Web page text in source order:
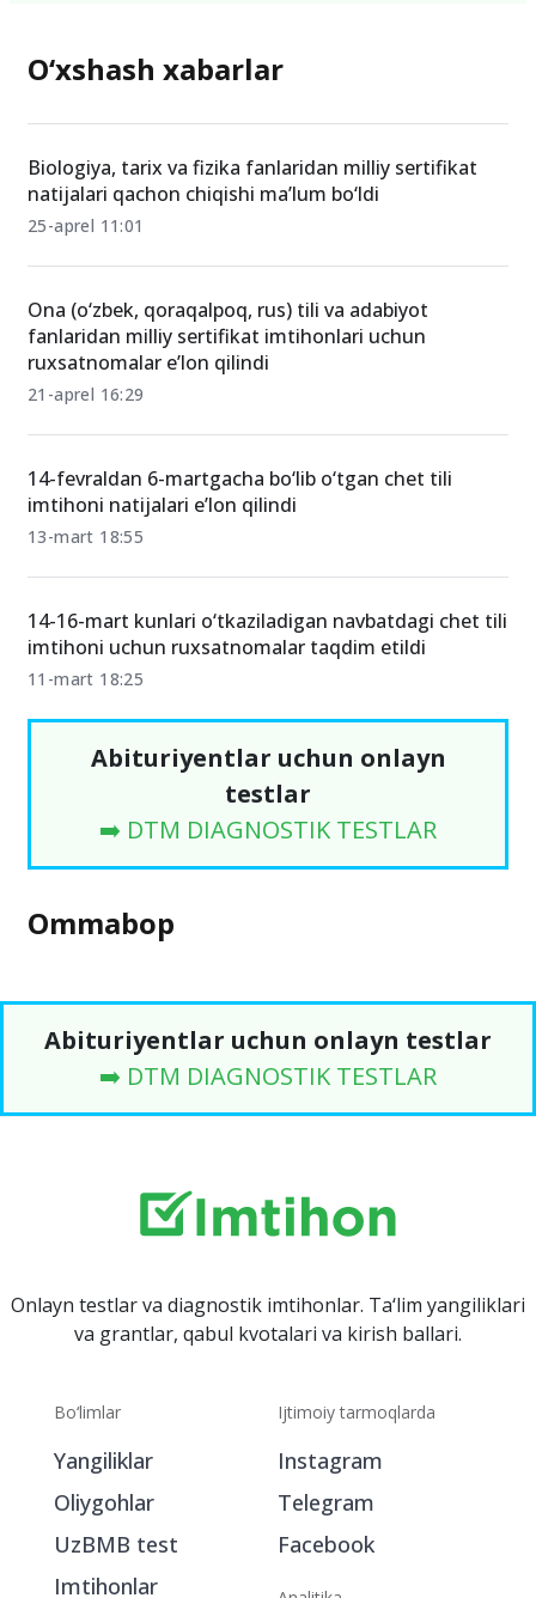
O‘xshash xabarlar
Biologiya, tarix va fizika fanlaridan milliy sertifikat
natijalari qachon chiqishi ma’lum bo‘ldi
25-aprel 11:01
Ona (o‘zbek, qoraqalpoq, rus) tili va adabiyot
fanlaridan milliy sertifikat imtihonlari uchun
ruxsatnomalar e’lon qilindi
21-aprel 16:29
14-fevraldan 6-martgacha bo‘lib o‘tgan chet tili
imtihoni natijalari e’lon qilindi
13-mart 18:55
14-16-mart kunlari o‘tkaziladigan navbatdagi chet tili
imtihoni uchun ruxsatnomalar taqdim etildi
11-mart 18:25
Abituriyentlar uchun onlayn
testlar
➡️ DTM DIAGNOSTIK TESTLAR
Ommabop
Abituriyentlar uchun onlayn testlar
➡️ DTM DIAGNOSTIK TESTLAR
Onlayn testlar va diagnostik imtihonlar. Ta‘lim yangiliklari
va grantlar, qabul kvotalari va kirish ballari.
Bo‘limlar
Yangiliklar
Oliygohlar
UzBMB test
Imtihonlar
Ijtimoiy tarmoqlarda
Instagram
Telegram
Facebook